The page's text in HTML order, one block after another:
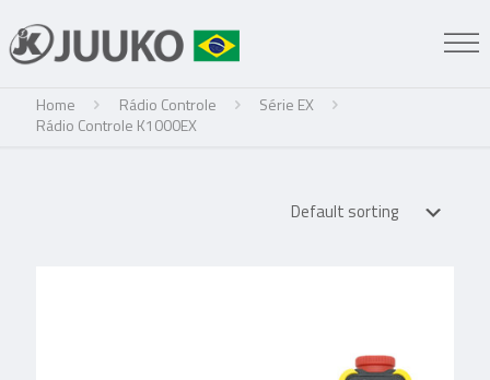
Home Rádio Controle
Série EX
Rádio Controle K1000EX